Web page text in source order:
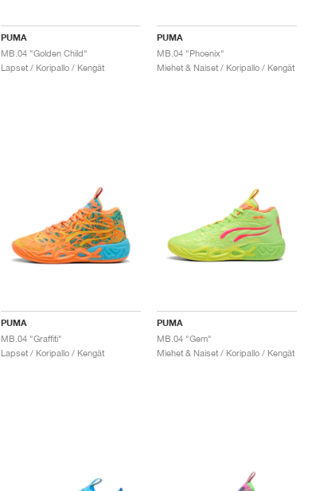
PUMA
MB.04 "Golden Child"
Lapset / Koripallo / Kengät
PUMA
MB.04 "Phoenix"
Miehet & Naiset / Koripallo / Kengät
PUMA
MB.04 "Graffiti"
Lapset / Koripallo / Kengät
PUMA
MB.04 "Gem"
Miehet & Naiset / Koripallo / Kengät